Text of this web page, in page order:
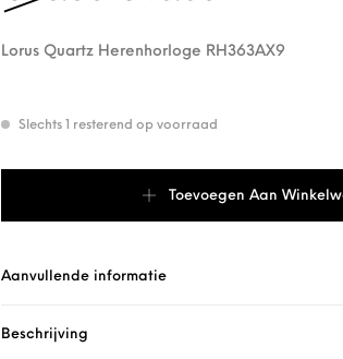
Lorus Quartz Herenhorloge RH363AX9
Slechts 1 resterend op voorraad
Toevoegen Aan
Aanvullende informatie
Beschrijving